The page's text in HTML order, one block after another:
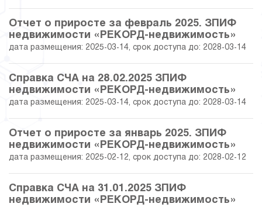
29.01
28.06.2019 28.82 25 971 458.40
30.04.2019 29.49 26 140 325.64
29.03.2019 30.13 26 300 086.55
28.02.2019 23.35 24 603 959.79
Отчет о приросте за февраль 2025. ЗПИФ
недвижимости «РЕКОРД-недвижимость»
дата размещения: 2025-03-14, срок доступа до: 2028-03-14
Справка СЧА на 28.02.2025 ЗПИФ
недвижимости «РЕКОРД-недвижимость»
дата размещения: 2025-03-14, срок доступа до: 2028-03-14
Отчет о приросте за январь 2025. ЗПИФ
недвижимости «РЕКОРД-недвижимость»
дата размещения: 2025-02-12, срок доступа до: 2028-02-12
Справка СЧА на 31.01.2025 ЗПИФ
недвижимости «РЕКОРД-недвижимость»